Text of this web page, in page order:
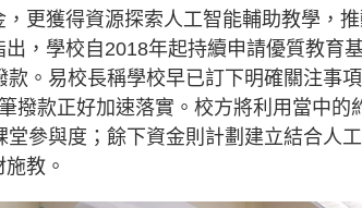
更獲得資源探索人工智能輔助教學，
，學校自2018年起持續申請優質教育
。易校長稱學校早已訂下明確關注事
撥款正好加速落實。校方將利用當中的
參與度；餘下資金則計劃建立結合人
教。